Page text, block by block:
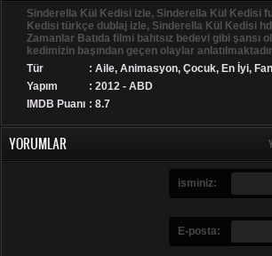
Sinderella Kül Kedisi izle, Sinderella Kül Kedisi
Kedisi türkçe dublaj izle, Sinderella Kül Kedisi
Zamanlar Batıda filmi bahtsız bedevi gibi şansı
kedimizin başından geçen olaylar
Tür
: Aile, Animasyon, Çocuk, En İyi,
Yapım
: 2012 - ABD
IMDB Puanı : 8.7
YORUMLAR
isminiz:
E-posta: